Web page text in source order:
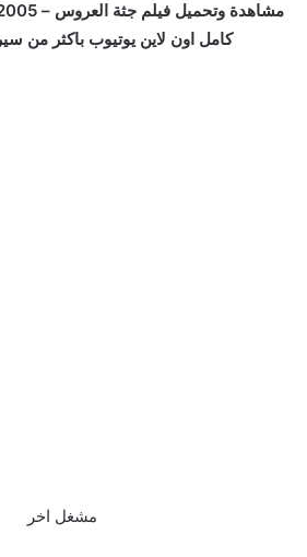
كامل اون لاين يوتيوب باكثر من
مشغل اخر